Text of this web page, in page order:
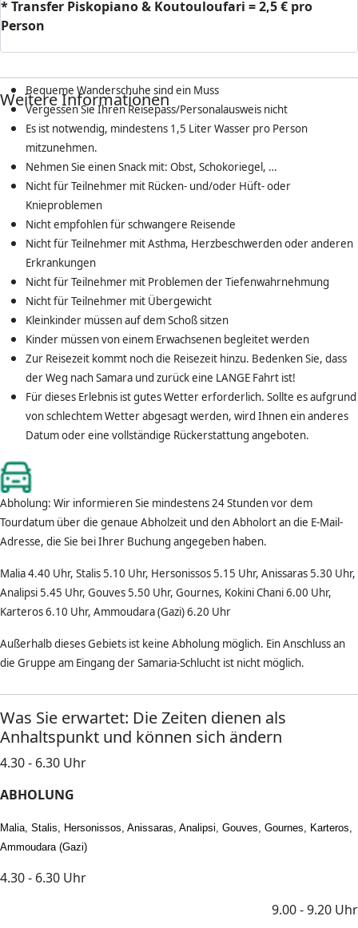
* Transfer Piskopiano & Koutouloufari = 2,5 € pro
Person
Weitere Informationen
Bequeme Wanderschuhe sind ein Muss
Vergessen Sie Ihren Reisepass/Personalausweis nicht
Es ist notwendig, mindestens 1,5 Liter Wasser pro Person
mitzunehmen.
Nehmen Sie einen Snack mit: Obst, Schokoriegel, …
Nicht für Teilnehmer mit Rücken- und/oder Hüft- oder
Knieproblemen
Nicht empfohlen für schwangere Reisende
Nicht für Teilnehmer mit Asthma, Herzbeschwerden oder anderen
Erkrankungen
Nicht für Teilnehmer mit Problemen der Tiefenwahrnehmung
Nicht für Teilnehmer mit Übergewicht
Kleinkinder müssen auf dem Schoß sitzen
Kinder müssen von einem Erwachsenen begleitet werden
Zur Reisezeit kommt noch die Reisezeit hinzu. Bedenken Sie, dass
der Weg nach Samara und zurück eine LANGE Fahrt ist!
Für dieses Erlebnis ist gutes Wetter erforderlich. Sollte es aufgrund
von schlechtem Wetter abgesagt werden, wird Ihnen ein anderes
Datum oder eine vollständige Rückerstattung angeboten.
Abholung: Wir informieren Sie mindestens 24 Stunden vor dem
Tourdatum über die genaue Abholzeit und den Abholort an die E-Mail-
Adresse, die Sie bei Ihrer Buchung angegeben haben.
Malia 4.40 Uhr, Stalis 5.10 Uhr, Hersonissos 5.15 Uhr, Anissaras 5.30 Uhr,
Analipsi 5.45 Uhr, Gouves 5.50 Uhr, Gournes, Kokini Chani 6.00 Uhr,
Karteros 6.10 Uhr, Ammoudara (Gazi) 6.20 Uhr
Außerhalb dieses Gebiets ist keine Abholung möglich. Ein Anschluss an
die Gruppe am Eingang der Samaria-Schlucht ist nicht möglich.
Was Sie erwartet: Die Zeiten dienen als
Anhaltspunkt und können sich ändern
4.30 - 6.30 Uhr
ABHOLUNG
Malia, Stalis, Hersonissos, Anissaras, Analipsi, Gouves, Gournes, Karteros,
Ammoudara (Gazi)
4.30 - 6.30 Uhr
9.00 - 9.20 Uhr